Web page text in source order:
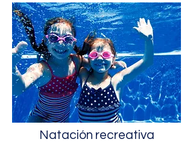
Natación recreativa